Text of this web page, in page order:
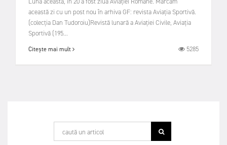
această zi cu un post nou în arhiva GF: revista Aviația Sportivă.
(colecția Dan Tudoroiu)Revistă lunară a Aviației Civile, Aviația
Sportivă (195...
Citește mai mult 5285